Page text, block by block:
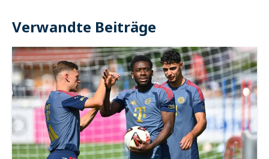
Verwandte Beiträge